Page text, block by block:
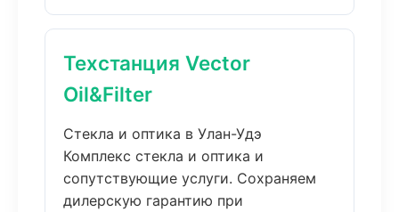
Техстанция Vector
Oil&Filter
Стекла и оптика в Улан-Удэ
Комплекс стекла и оптика и
сопутствующие услуги. Сохраняем
дилерскую гарантию при